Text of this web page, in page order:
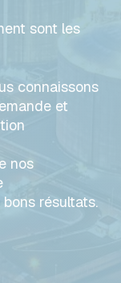
sont les
connaissons
et
nos
résultats.